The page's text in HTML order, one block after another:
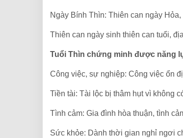
Ngày Bính Thìn: Thiên can ngày
Thiên can ngày sinh thiên can tuổi,
Tuổi Thìn chứng minh được năng
Công việc, sự nghiệp: Công việc ổn
Tiền tài: Tài lộc bị thâm hụt vì không
Tình cảm: Gia đình hòa thuận, tình
Sức khỏe: Dành thời gian nghỉ ngơi